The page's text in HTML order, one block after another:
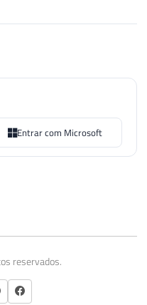
Entrar com Microsoft
reservados.